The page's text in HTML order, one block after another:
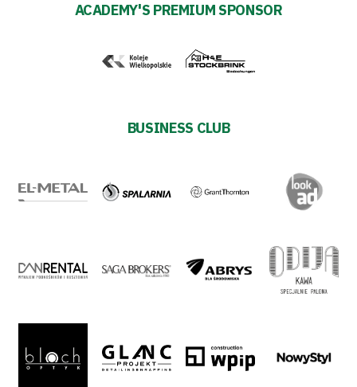
ACADEMY'S PREMIUM SPONSOR
BUSINESS CLUB